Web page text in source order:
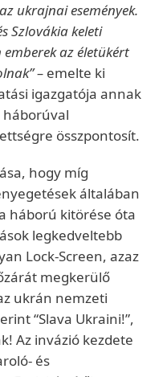
ukrajnai események.
Szlovákia keleti
az életükért
– emelte ki
igazgatója annak
háborúval
összpontosít.
hogy míg
általában
háború kitörése óta
legkedveltebb
Lock-Screen, azaz
megkerülő
ukrán nemzeti
“Slava Ukraini!”,
Az invázió kezdete
és